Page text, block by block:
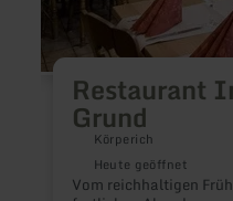
Restaurant
Grund
Körperich
Heute geöffnet
Vom reichhaltigen